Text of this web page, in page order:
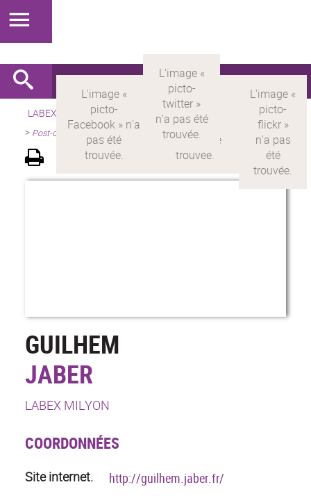
LABEX > LABEX MILYON Version française
Présentation
> Post-doctorants Milyon
GUILHEM
JABER
LABEX MILYON
COORDONNÉES
Site internet. http://guilhem.jaber.fr/